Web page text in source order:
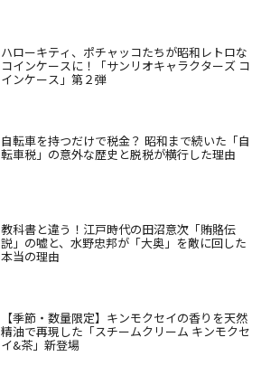
ハローキティ、ポチャッコたちが昭和レトロな
コインケースに！「サンリオキャラクターズ コ
インケース」第２弾
自転車を持つだけで税金？ 昭和まで続いた「自
転車税」の意外な歴史と脱税が横行した理由
教科書と違う！江戸時代の田沼意次「賄賂伝
説」の嘘と、水野忠邦が「大奥」を敵に回した
本当の理由
【季節・数量限定】キンモクセイの香りを天然
精油で再現した「スチームクリーム キンモクセ
イ&茶」新登場